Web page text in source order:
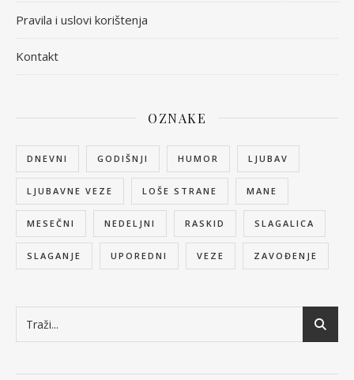
Pravila i uslovi korištenja
Kontakt
OZNAKE
DNEVNI GODIŠNJI HUMOR LJUBAV
LJUBAVNE VEZE LOŠE STRANE MANE
MESEČNI NEDELJNI RASKID SLAGALICA
SLAGANJE UPOREDNI VEZE ZAVOĐENJE